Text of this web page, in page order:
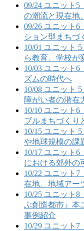
09/24 ユニット
の潮流と現在地
09/26 ユニット
ション型まちづ
10/01 ユニット
ら教育、学校が
10/03 ユニット
ズムの時代へ
10/08 ユニット
障がい者の潜在
10/10 ユニット
ブルまちづくり
10/15 ユニット
や地球規模の課
10/17 ユニット
における郊外の
10/22 ユニット
在地、地域アー
10/25 ユニット
ぶ創造都市』本
事例紹介
10/29 ユニット